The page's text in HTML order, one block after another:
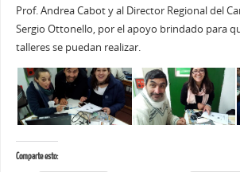
Prof. Andrea Cabot y al Director Regional del
Sergio Ottonello, por el apoyo brindado para
talleres se puedan realizar.
Comparte esto: